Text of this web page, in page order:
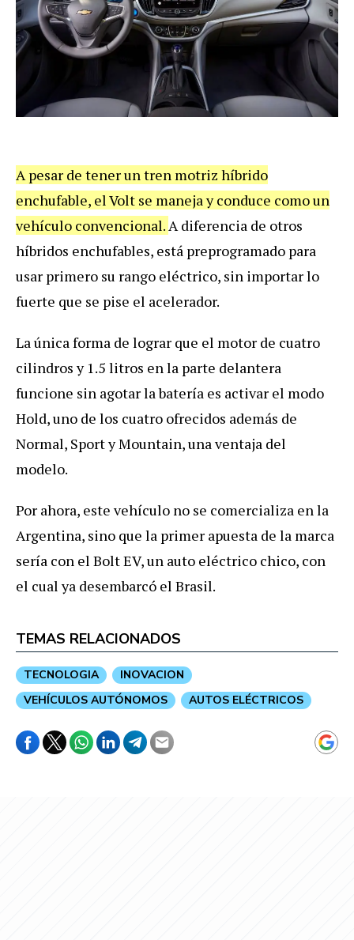
A pesar de tener un tren motriz híbrido
enchufable, el Volt se maneja y conduce como un
vehículo convencional.A diferencia de otros
híbridos enchufables, está preprogramado para
usar primero su rango eléctrico, sin importar lo
fuerte que se pise el acelerador.
La única forma de lograr que el motor de cuatro
cilindros y 1.5 litros en la parte delantera
funcione sin agotar la batería es activar el modo
Hold, uno de los cuatro ofrecidos además de
Normal, Sport y Mountain, una ventaja del
modelo.
Por ahora, este vehículo no se comercializa en la
Argentina, sino que la primer apuesta de la marca
sería con el Bolt EV, un auto eléctrico chico, con
el cual ya desembarcó el Brasil.
TEMAS RELACIONADOS
TECNOLOGIA
INOVACION
VEHÍCULOS AUTÓNOMOS
AUTOS ELÉCTRICOS